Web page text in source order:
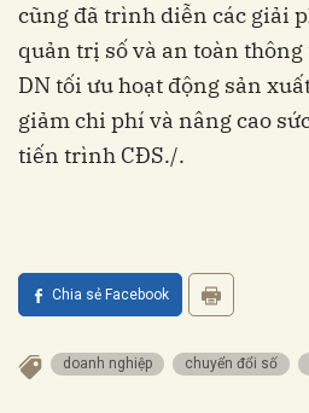
cũng đã trình diễn các giải
quản trị số và an toàn
DN tối ưu hoạt động sản
giảm chi phí và nâng cao
tiến trình CĐS./.
Chia sẻ Facebook
doanh nghiệp chuyển đổi số